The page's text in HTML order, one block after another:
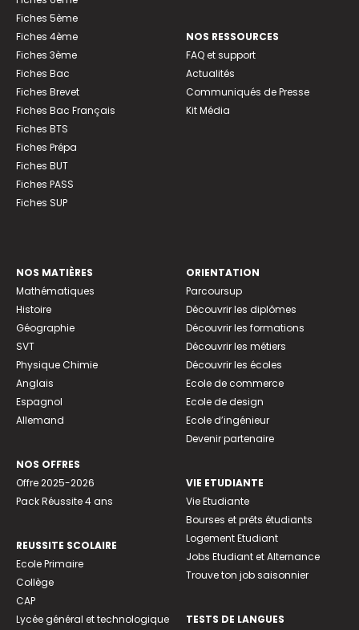
Fiches 5ème
Fiches 4ème
Fiches 3ème
Fiches Bac
Fiches Brevet
Fiches Bac Français
Fiches BTS
Fiches Prépa
Fiches BUT
Fiches PASS
Fiches SUP
NOS RESSOURCES
FAQ et support
Actualités
Communiqués de Presse
Kit Média
NOS MATIÈRES
Mathématiques
Histoire
Géographie
SVT
Physique Chimie
Anglais
Espagnol
Allemand
NOS OFFRES
Offre 2025-2026
Pack Réussite 4 ans
REUSSITE SCOLAIRE
Ecole Primaire
Collège
CAP
Lycée général et technologique
ORIENTATION
Parcoursup
Découvrir les diplômes
Découvrir les formations
Découvrir les métiers
Découvrir les écoles
Ecole de commerce
Ecole de design
Ecole d’ingénieur
Devenir partenaire
VIE ETUDIANTE
Vie Etudiante
Bourses et prêts étudiants
Logement Etudiant
Jobs Etudiant et Alternance
Trouve ton job saisonnier
TESTS DE LANGUES